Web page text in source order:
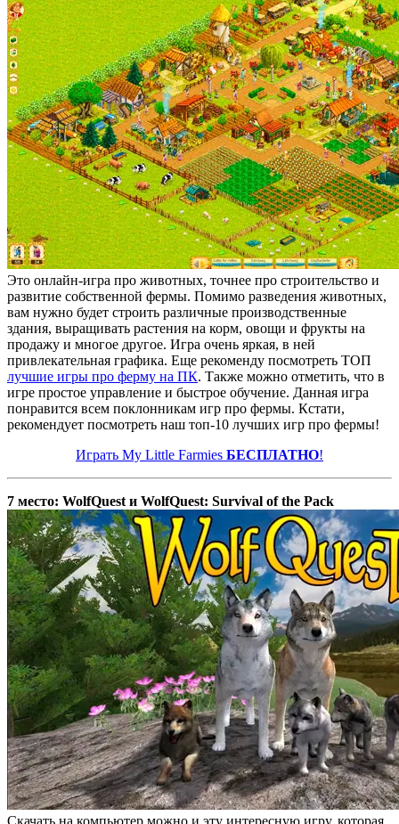
Это онлайн-игра про животных, точнее про строительство и
развитие собственной фермы. Помимо разведения животных,
вам нужно будет строить различные производственные
здания, выращивать растения на корм, овощи и фрукты на
продажу и многое другое. Игра очень яркая, в ней
привлекательная графика. Еще рекоменду посмотреть ТОП
лучшие игры про ферму на ПК. Также можно отметить, что в
игре простое управление и быстрое обучение. Данная игра
понравится всем поклонникам игр про фермы. Кстати,
рекомендует посмотреть наш топ-10 лучших игр про фермы!
Играть My Little Farmies БЕСПЛАТНО!
7 место: WolfQuest и WolfQuest: Survival of the Pack
Скачать на компьютер можно и эту интересную игру, которая